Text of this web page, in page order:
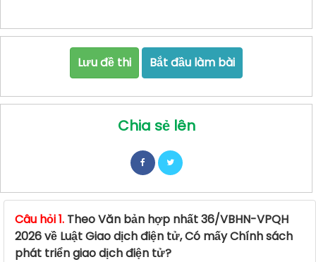
Lưu đề thi Bắt đầu làm bài
Chia sẻ lên
Câu hỏi 1. Theo Văn bản hợp nhất 36/VBHN-VPQH
2026 về Luật Giao dịch điện tử, Có mấy Chính sách
phát triển giao dịch điện tử?